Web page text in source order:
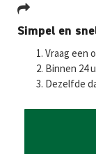
Fa
ce
b
o
o
T
wi
tt
er
Simpel en
Vraag een
Binnen 24
Dezelfde